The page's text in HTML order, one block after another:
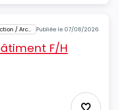
BTP / Matériaux de construction / Architecture Publiée le 07/08/2026
F/H